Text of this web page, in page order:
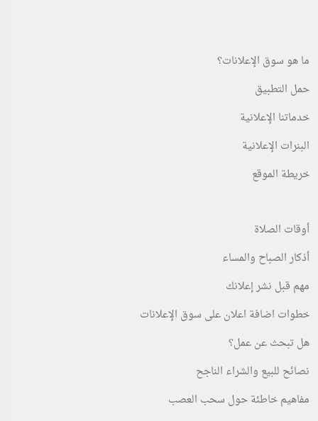
ما هو سوق الإعلانات؟
حمل التطبيق
خدماتنا الإعلانية
البنرات الإعلانية
خريطة الموقع
أوقات الصلاة
أذكار الصباح والمساء
مهم قبل نشر إعلانك
خطوات اضافة اعلان على سوق الإعلانات
هل تبحث عن عمل؟
نصائح للبيع والشراء الناجح
مفاهيم خاطئة حول سحب العصب